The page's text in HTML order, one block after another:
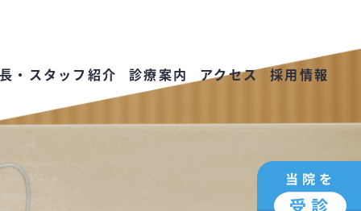
・スタッフ紹介 診療案内 アクセス 採用情報